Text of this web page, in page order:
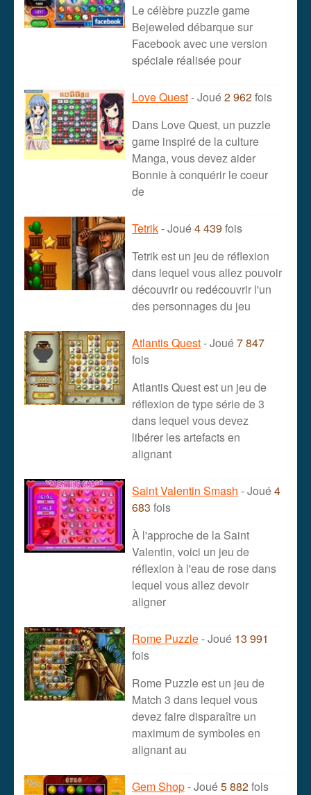
Le célèbre puzzle game
Bejeweled débarque sur
Facebook avec une version
spéciale réalisée pour
Love Quest- Joué2 962fois
Dans Love Quest, un puzzle
game inspiré de la culture
Manga, vous devez aider
Bonnie à conquérir le coeur
de
Tetrik- Joué4 439fois
Tetrik est un jeu de réflexion
dans lequel vous allez pouvoir
découvrir ou redécouvrir l'un
des personnages du jeu
Atlantis Quest- Joué7 847
fois
Atlantis Quest est un jeu de
réflexion de type série de 3
dans lequel vous devez
libérer les artefacts en
alignant
Saint Valentin Smash - Joué4
683 fois
À l'approche de la Saint
Valentin, voici un jeu de
réflexion à l'eau de rose dans
lequel vous allez devoir
aligner
Rome Puzzle- Joué 13 991
fois
Rome Puzzle est un jeu de
Match 3 dans lequel vous
devez faire disparaître un
maximum de symboles en
alignant au
Gem Shop- Joué5 882fois